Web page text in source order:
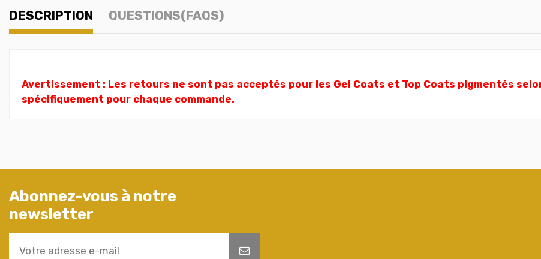
DESCRIPTION QUESTIONS(FAQS)
Avertissement : Les retours ne sont pas acceptés pour les Gel Coats et Top Coats pigmentés
spécifiquement pour chaque commande.
Abonnez-vous à notre
newsletter